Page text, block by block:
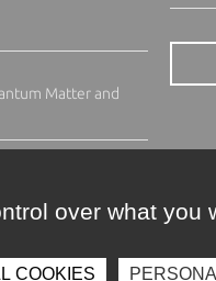
Matter and
over what you
COOKIES